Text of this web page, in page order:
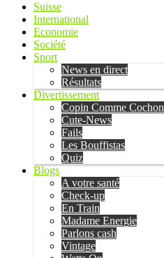
Suisse
International
Economie
Société
Sport
News en direct
Résultats
Divertissement
Copin Comme Cochon
Cute-News
Fails
Les Bouffistas
Quiz
Blogs
A votre santé
Check-up
En Train
Madame Energie
Parlons cash
Vintage